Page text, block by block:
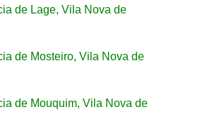
de Lage, Vila Nova de
de Mosteiro, Vila Nova de
de Mouquim, Vila Nova de